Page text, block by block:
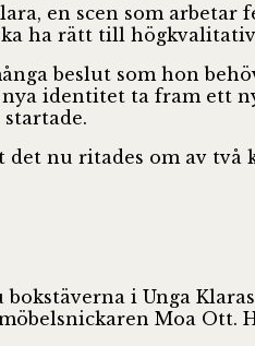
en scen som
ha rätt till
beslut som hon
identitet ta fram ett
nu ritades om av
i Unga
Moa